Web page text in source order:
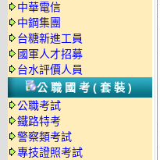
中華電信
中鋼集團
台糖新進工員
國軍人才招募
台水評價人員
公職國考(套裝)
公職考試
鐵路特考
警察類考試
專技證照考試